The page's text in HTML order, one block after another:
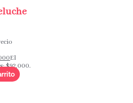
El
$92,000.